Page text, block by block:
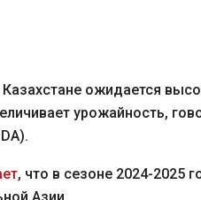
ожидается
урожайность,
, что в сезоне 2024-2025